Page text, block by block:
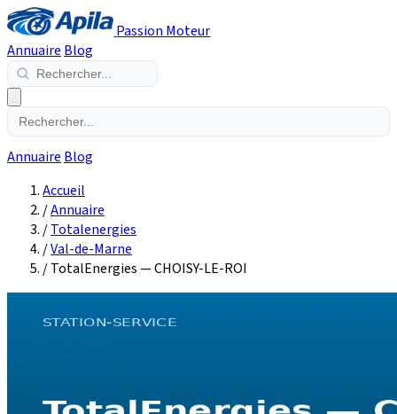
Passion Moteur
Annuaire Blog
Annuaire Blog
Accueil
/Annuaire
/Totalenergies
/Val-de-Marne
/TotalEnergies — CHOISY-LE-ROI